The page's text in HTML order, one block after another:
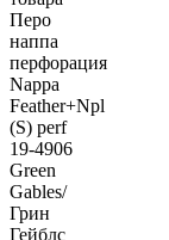
Перо
наппа
перфорация
Nappa
Feather+Npl
(S) perf
19-4906
Green
Gables/
Грин
Гейблс